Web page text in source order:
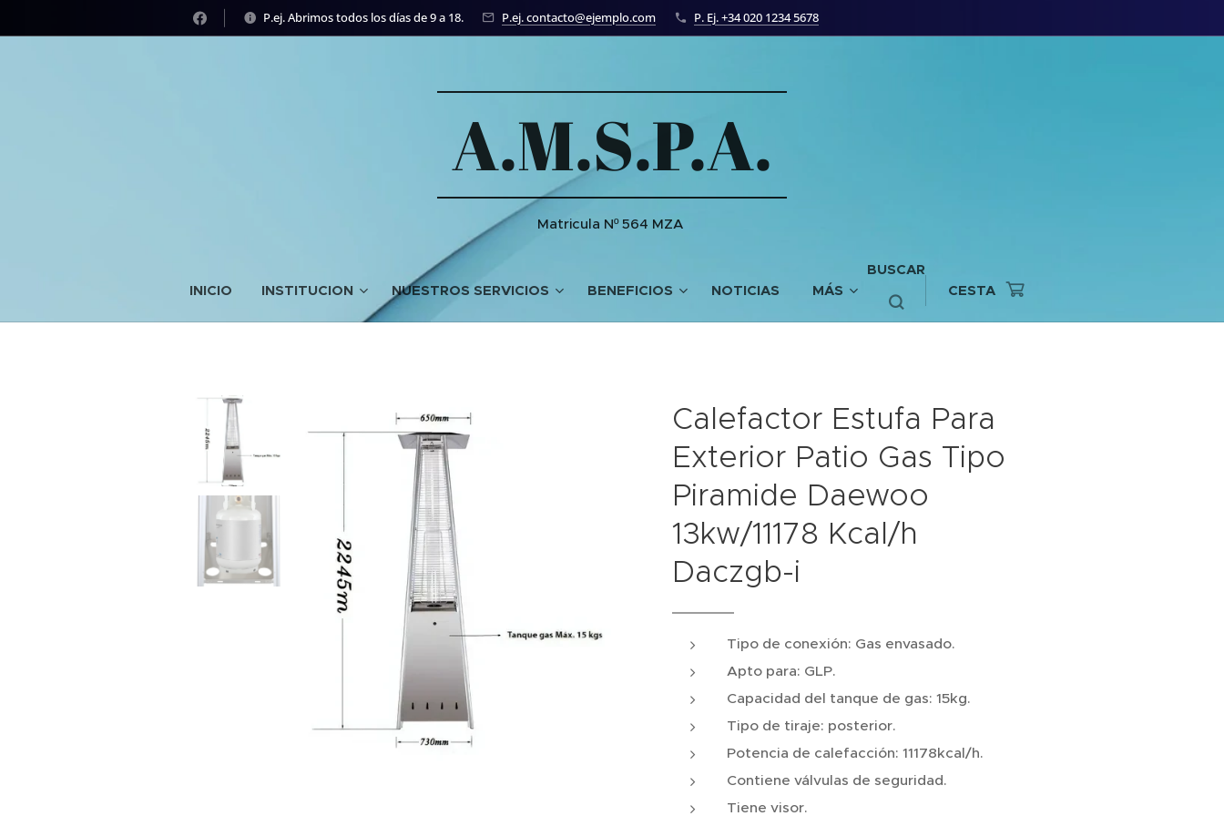
P.ej. Abrimos todos los días de 9 a 18. P.ej. contacto@ejemplo.com P. Ej. +34 020 1234 5678
A.M.S.P.A.
Matricula Nº 564 MZA
INICIO INSTITUCION NUESTROS SERVICIOS BENEFICIOS NOTICIAS MÁS
BUSCAR
CESTA
Calefactor Estufa Para
Exterior Patio Gas Tipo
Piramide Daewoo
13kw/11178 Kcal/h
Daczgb-i
Tipo de conexión: Gas envasado.
Apto para: GLP.
Capacidad del tanque de gas: 15kg.
Tipo de tiraje: posterior.
Potencia de calefacción: 11178kcal/h.
Contiene válvulas de seguridad.
Tiene visor.